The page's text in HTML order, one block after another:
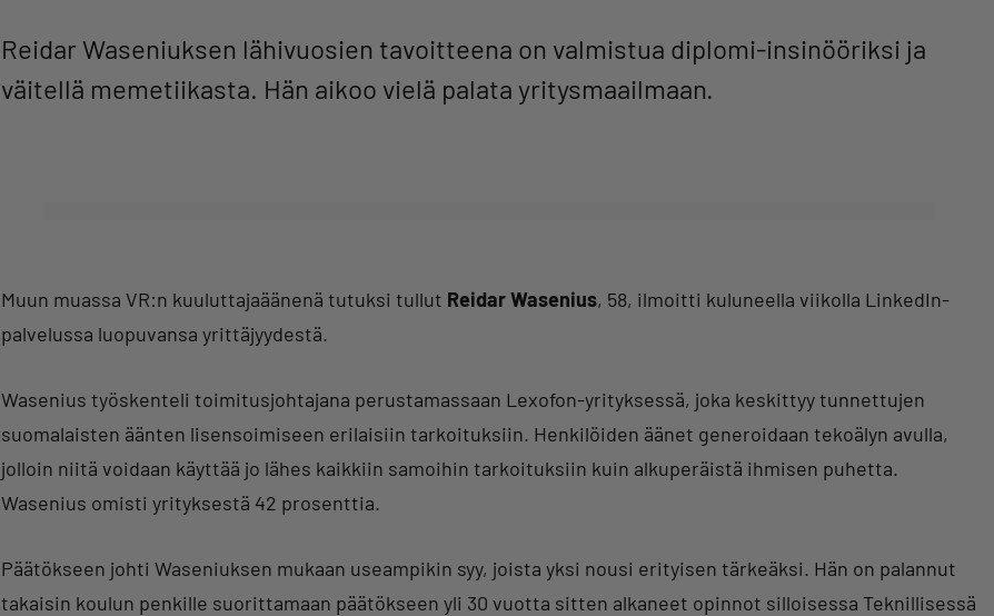
Reidar Waseniuksen lähivuosien tavoitteena on valmistua diplomi-insinööriksi ja
väitellä memetiikasta. Hän aikoo vielä palata yritysmaailmaan.
Muun muassa VR:n kuuluttajaäänenä tutuksi tullut Reidar Wasenius, 58, ilmoitti kuluneella viikolla LinkedIn-
palvelussa luopuvansa yrittäjyydestä.
Wasenius työskenteli toimitusjohtajana perustamassaan Lexofon-yrityksessä, joka keskittyy tunnettujen
suomalaisten äänten lisensoimiseen erilaisiin tarkoituksiin. Henkilöiden äänet generoidaan tekoälyn avulla,
jolloin niitä voidaan käyttää jo lähes kaikkiin samoihin tarkoituksiin kuin alkuperäistä ihmisen puhetta.
Wasenius omisti yrityksestä 42 prosenttia.
Päätökseen johti Waseniuksen mukaan useampikin syy, joista yksi nousi erityisen tärkeäksi. Hän on palannut
takaisin koulun penkille suorittamaan päätökseen yli 30 vuotta sitten alkaneet opinnot silloisessa Teknillisessä